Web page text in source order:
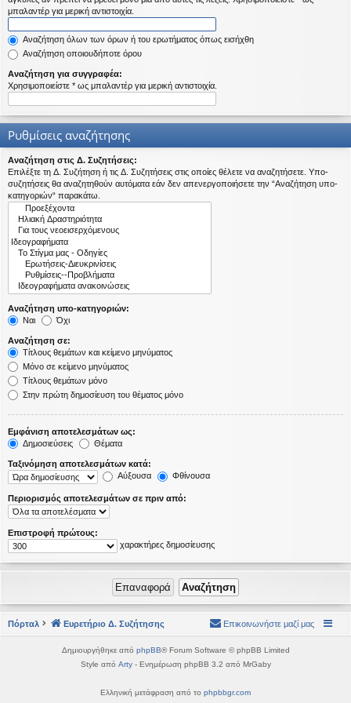
εις
μπαλαντέρ για μερική αντιστοιχία.
Αναζήτηση όλων των όρων ή του ερωτήματος όπως εισήχθη
Αναζήτηση οποιουδήποτε όρου
Αναζήτηση για συγγραφέα:
Χρησιμοποιείστε * ως μπαλαντέρ για μερική αντιστοιχία.
Ρυθμίσεις αναζήτησης
Αναζήτηση στις Δ. Συζητήσεις:
Επιλέξτε τη Δ. Συζήτηση ή τις Δ. Συζητήσεις στις οποίες θέλετε να αναζητήσετε. Υπο-
συζητήσεις θα αναζητηθούν αυτόματα εάν δεν απενεργοποιήσετε την “Αναζήτηση υπο-
κατηγοριών“ παρακάτω.
Αναζήτηση υπο-κατηγοριών:
Ναι
Όχι
Αναζήτηση σε:
Τίτλους θεμάτων και κείμενο μηνύματος
Μόνο σε κείμενο μηνύματος
Τίτλους θεμάτων μόνο
Στην πρώτη δημοσίευση του θέματος μόνο
Εμφάνιση αποτελεσμάτων ως:
Δημοσιεύσεις
Θέματα
Ταξινόμηση αποτελεσμάτων κατά:
Αύξουσα
Φθίνουσα
Περιορισμός αποτελεσμάτων σε πριν από:
Επιστροφή πρώτους:
χαρακτήρες δημοσίευσης
Πόρταλ Ευρετήριο Δ. Συζήτησης Επικοινωνήστε μαζί μας
Δημιουργήθηκε από phpBB® Forum Software © phpBB Limited
Style από Arty- Ενημέρωση phpBB 3.2 από MrGaby
Ελληνική μετάφραση από το phpbbgr.com